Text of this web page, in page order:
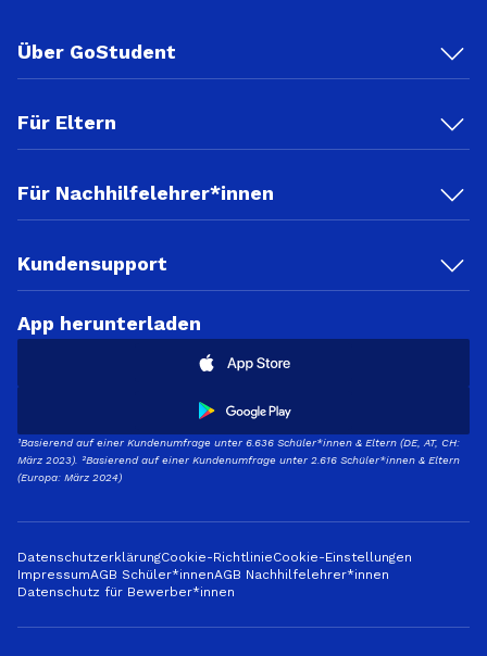
Über GoStudent
Für Eltern
Für Nachhilfelehrer*innen
Kundensupport
App herunterladen
¹Basierend auf einer Kundenumfrage unter 6.636 Schüler*innen & Eltern (DE, AT, CH:
März 2023). ²Basierend auf einer Kundenumfrage unter 2.616 Schüler*innen & Eltern
(Europa: März 2024)
DatenschutzerklärungCookie-RichtlinieCookie-Einstellungen
ImpressumAGB Schüler*innenAGB Nachhilfelehrer*innen
Datenschutz für Bewerber*innen